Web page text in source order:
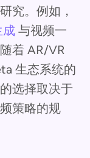
究。例如，
成 与视频一
着 AR/VR
生态系统的
选择取决于
策略的规